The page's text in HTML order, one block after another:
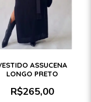
ASSUCENA
LONGO PRETO
R$265,00